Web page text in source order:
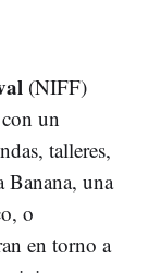
(NIFF)
un
talleres,
Banana, una
o
en torno a